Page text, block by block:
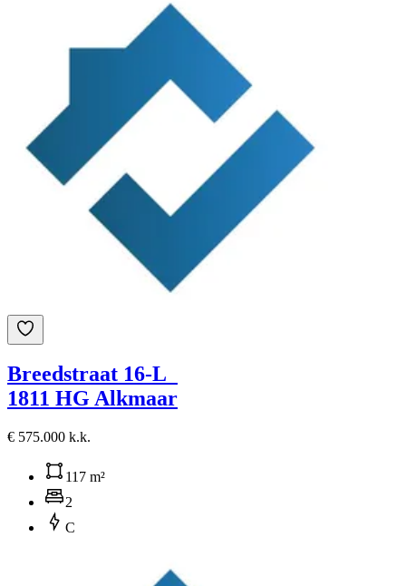
Breedstraat 16-L
1811 HG Alkmaar
€ 575.000 k.k.
117 m²
2
C